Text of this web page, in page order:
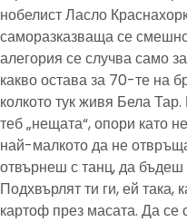
нобелист Ласло
саморазказваща се
алегория се случва само
какво остава за 70-те на
колкото тук живя Бела
теб „нещата“, опори като
най-малкото да не
отвърнеш с танц, да
Подхвърлят ти ги, ей
картоф през масата. Да